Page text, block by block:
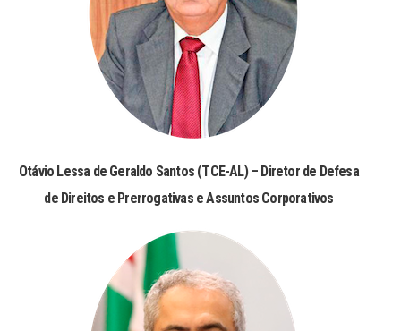
Otávio Lessa de Geraldo Santos (TCE-AL) – Diretor de Defesa
de Direitos e Prerrogativas e Assuntos Corporativos